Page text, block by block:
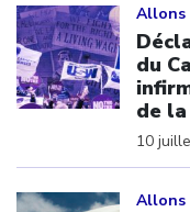
Allons
du
de
10
Allons